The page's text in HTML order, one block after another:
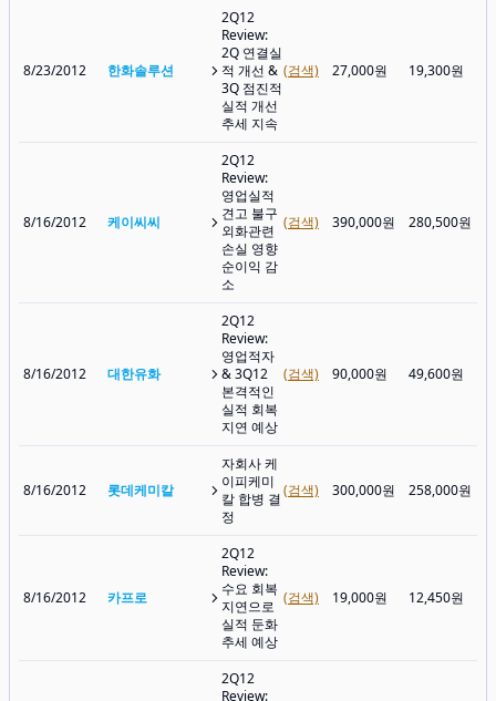
8/23/2012 한화솔루션
2Q12
Review:
2Q 연결실
적 개선 &
3Q 점진적
실적 개선
추세 지속
(검색) 27,000원 19,300원
8/16/2012 케이씨씨
2Q12
Review:
영업실적
견고 불구
외화관련
손실 영향
순이익 감
소
(검색) 390,000원 280,500원
8/16/2012 대한유화
2Q12
Review:
영업적자
& 3Q12
본격적인
실적 회복
지연 예상
(검색) 90,000원 49,600원
8/16/2012 롯데케미칼
자회사 케
이피케미
칼 합병 결
정
(검색) 300,000원 258,000원
8/16/2012 카프로
2Q12
Review:
수요 회복
지연으로
실적 둔화
추세 예상
(검색) 19,000원 12,450원
2Q12
Review: